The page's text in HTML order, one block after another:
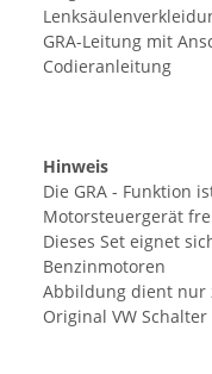
GRA-Leitung mit
Codieranleitung
Hinweis
Die GRA - Funktion
Motorsteuergerät
Dieses Set eignet
Benzinmotoren
Abbildung dient nur
Original VW